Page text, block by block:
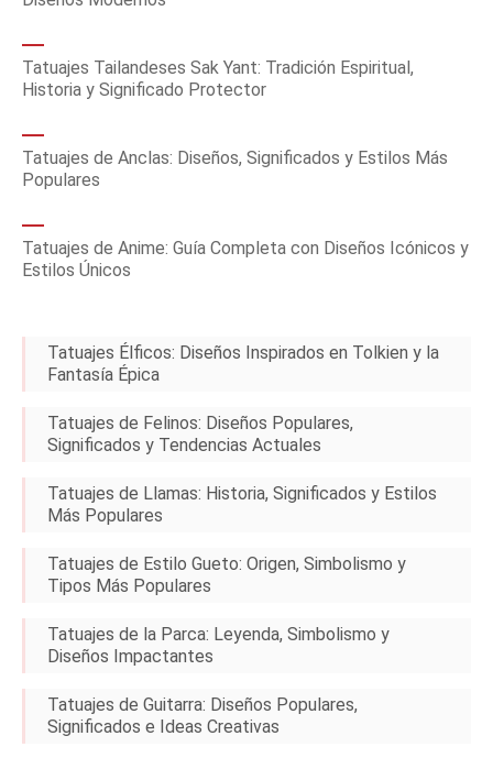
Tatuajes Tailandeses Sak Yant: Tradición Espiritual,
Historia y Significado Protector
Tatuajes de Anclas: Diseños, Significados y Estilos Más
Populares
Tatuajes de Anime: Guía Completa con Diseños Icónicos y
Estilos Únicos
Tatuajes Élficos: Diseños Inspirados en Tolkien y la
Fantasía Épica
Tatuajes de Felinos: Diseños Populares,
Significados y Tendencias Actuales
Tatuajes de Llamas: Historia, Significados y Estilos
Más Populares
Tatuajes de Estilo Gueto: Origen, Simbolismo y
Tipos Más Populares
Tatuajes de la Parca: Leyenda, Simbolismo y
Diseños Impactantes
Tatuajes de Guitarra: Diseños Populares,
Significados e Ideas Creativas